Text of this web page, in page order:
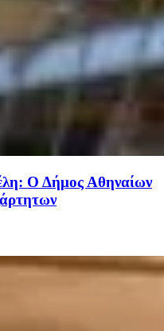
Ο Δήμος Αθηναίων